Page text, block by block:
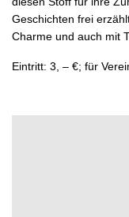
Geschichten frei
Charme und auch mit
Eintritt: 3, – €; für